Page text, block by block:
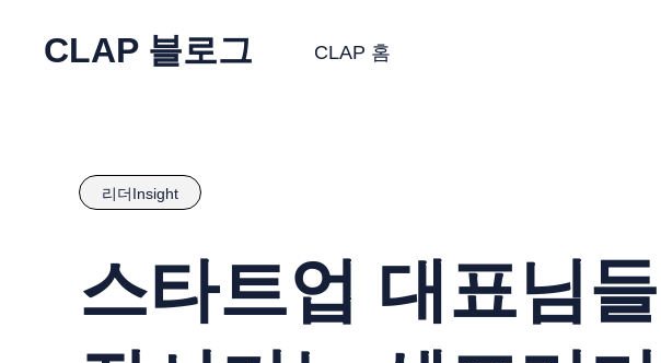
CLAP 블로그 CLAP 홈
리더Insight
스타트업 대표님